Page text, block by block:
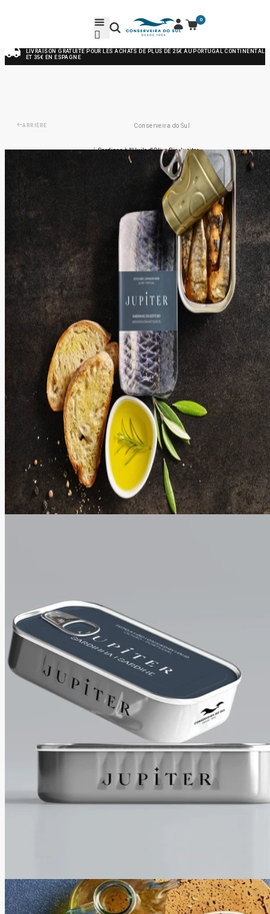
0
LIVRAISON GRATUITE POUR LES ACHATS DE PLUS DE 25€ AU PORTUGAL CONTINENTAL
ET 35€ EN ESPAGNE
ARRIÈRE Conserveira do Sul
/ Sardines à l'Huile d'Olive Bio Jupiter